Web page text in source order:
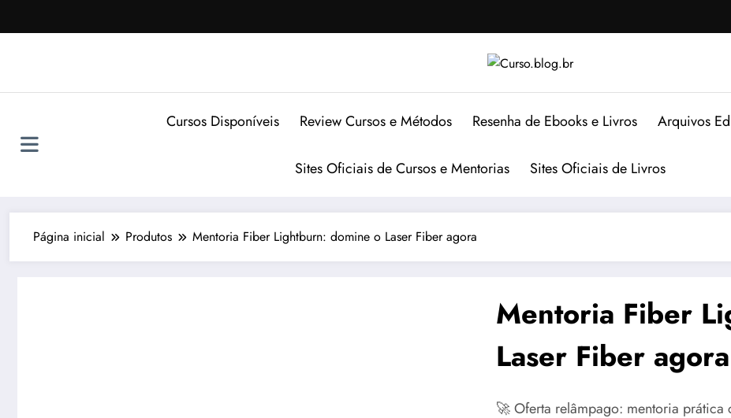
para
Cursos Disponíveis Review Cursos e Métodos Resenha de Ebooks e Livros Arquivos
Sites Oficiais de Cursos e Mentorias Sites Oficiais de Livros
Página inicial Produtos Mentoria Fiber Lightburn: domine o Laser Fiber agora
Mentoria Fiber
Laser Fiber agora
🚀 Oferta relâmpago: mentoria prática